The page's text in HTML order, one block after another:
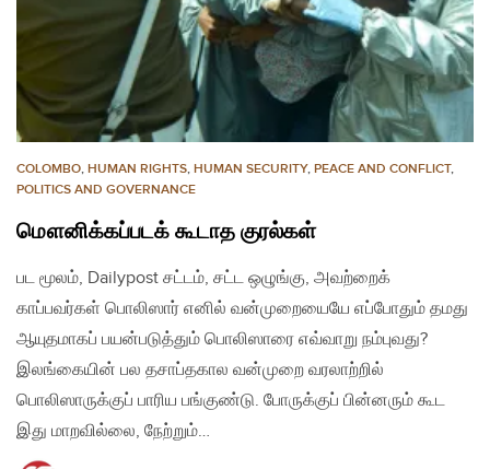
COLOMBO, HUMAN RIGHTS, HUMAN SECURITY, PEACE AND CONFLICT,
POLITICS AND GOVERNANCE
மௌனிக்கப்படக் கூடாத குரல்கள்
பட மூலம், Dailypost சட்டம், சட்ட ஒழுங்கு, அவற்றைக்
காப்பவர்கள் பொலிஸார் எனில் வன்முறையையே எப்போதும் தமது
ஆயுதமாகப் பயன்படுத்தும் பொலிஸாரை எவ்வாறு நம்புவது?
இலங்கையின் பல தசாப்தகால வன்முறை வரலாற்றில்
பொலிஸாருக்குப் பாரிய பங்குண்டு. போருக்குப் பின்னரும் கூட
இது மாறவில்லை, நேற்றும்…